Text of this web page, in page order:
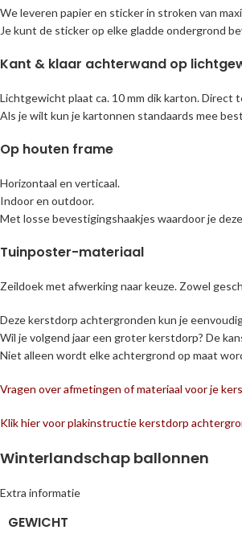
We leveren papier en sticker in stroken van
Je kunt de sticker op elke gladde ondergrond
Kant & klaar achterwand op
Lichtgewicht plaat ca. 10 mm dik karton. Direct
Als je wilt kun je kartonnen standaards mee
Op houten frame
Horizontaal en verticaal.
Indoor en outdoor.
Met losse bevestigingshaakjes waardoor je
Tuinposter-materiaal
Zeildoek met afwerking naar keuze. Zowel
Deze kerstdorp achtergronden kun je
Wil je volgend jaar een groter kerstdorp? De
Niet alleen wordt elke achtergrond op maat
Vragen over afmetingen of materiaal voor je
Klik hier voor plakinstructie kerstdorp
Winterlandschap ballonnen
Extra informatie
GEWICHT